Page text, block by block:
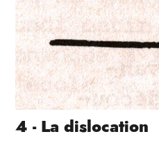
4 - La dislocation